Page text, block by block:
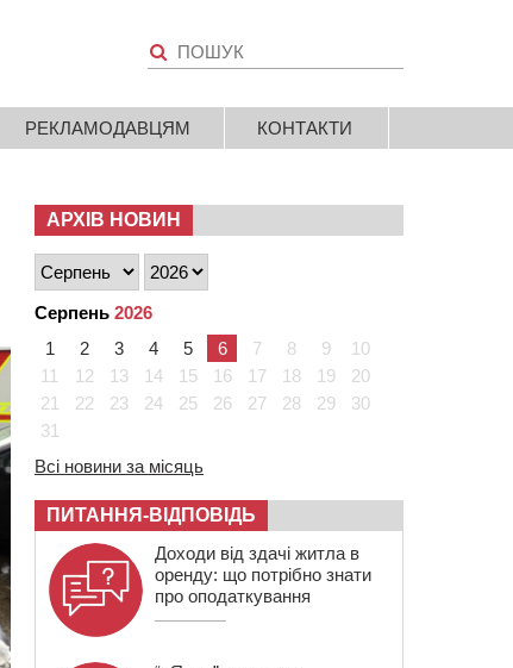
РЕКЛАМОДАВЦЯМ КОНТАКТИ
АРХІВ НОВИН
Серпень 2026
1
2 3 4 5 6 7 8 9
10
11
12 13 14 15 16 17 18 19
20
21
22 23 24 25 26 27 28 29
30
31
Всі новини за місяць
ПИТАННЯ-ВІДПОВІДЬ
Доходи від здачі житла в
оренду: що потрібно знати
про оподаткування